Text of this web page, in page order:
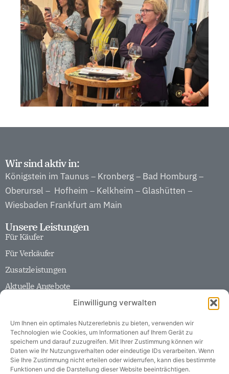
Einwilligung verwalten
Um Ihnen ein optimales Nutzererlebnis zu bieten, verwenden wir
Technologien wie Cookies, um Informationen auf Ihrem Gerät zu
speichern und darauf zuzugreifen. Mit Ihrer Zustimmung können wir
Daten wie Ihr Nutzungsverhalten oder eindeutige IDs verarbeiten. Wenn
Sie Ihre Zustimmung nicht erteilen oder widerrufen, kann dies bestimmte
Funktionen und die Darstellung dieser Website beeinträchtigen.
Wir sind aktiv in:
Königstein im Taunus – Kronberg – Bad Homburg –
Oberursel – Hofheim – Kelkheim – Glashütten –
Wiesbaden Frankfurt am Main
Unsere Leistungen
Für Käufer
Für Verkäufer
Zusatzleistungen
Aktuelle Angebote
Unser Unternehmen
Historie
Partner
Karriere
Soziale Verantwortung